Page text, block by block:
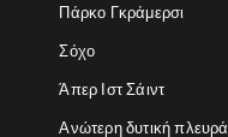
Πάρκο Γκράμερσι
Σόχο
Άπερ Ιστ Σάιντ
Ανώτερη δυτική πλευρά